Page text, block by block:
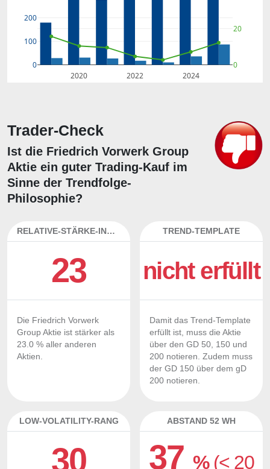
2020 2022 2024
0
100
200
0
20
Trader-Check
Ist die Friedrich Vorwerk Group
Aktie ein guter Trading-Kauf im
Sinne der Trendfolge-
Philosophie?
RELATIVE-STÄRKE-INDEX
23
Die Friedrich Vorwerk
Group Aktie ist stärker als
23.0 % aller anderen
Aktien.
TREND-TEMPLATE
nicht erfüllt
Damit das Trend-Template
erfüllt ist, muss die Aktie
über den GD 50, 150 und
200 notieren. Zudem muss
der GD 150 über dem gD
200 notieren.
LOW-VOLATILITY-RANG
30
ABSTAND 52 WH
37% (< 20